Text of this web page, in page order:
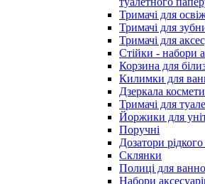
Тримачі для
Тримачі для
Тримачі для
Стійки - набори
Корзина для
Килимки для
Дзеркала
Тримачі для
Йоржики для
Поручні
Дозатори
Склянки
Полиці для
Набори